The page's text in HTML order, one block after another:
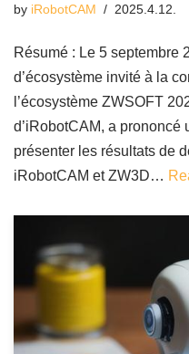
by iRobotCAM 2025.4.12.
Résumé : Le 5 septembre
d’écosystème invité à la
l’écosystème ZWSOFT
d’iRobotCAM, a
présenter les résultats de
iRobotCAM et ZW3D…